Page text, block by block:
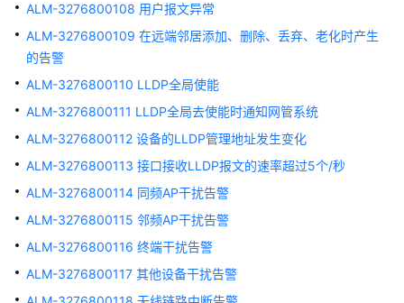
超
过
极
限
303046659
温
度
常
ALM-
ALM-3276800108 用户报文异常
ALM-3276800109 在远端邻居添加、删除、丢弃、老化时产生
的告警
ALM-3276800110 LLDP全局使能
ALM-3276800111 LLDP全局去使能时通知网管系统
ALM-3276800112 设备的LLDP管理地址发生变化
ALM-3276800113 接口接收LLDP报文的速率超过5个/秒
ALM-3276800114 同频AP干扰告警
ALM-3276800115 邻频AP干扰告警
ALM-3276800116 终端干扰告警
ALM-3276800117 其他设备干扰告警